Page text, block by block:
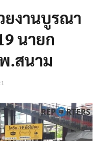
ยงานบูรณา
นายก
.สนาม